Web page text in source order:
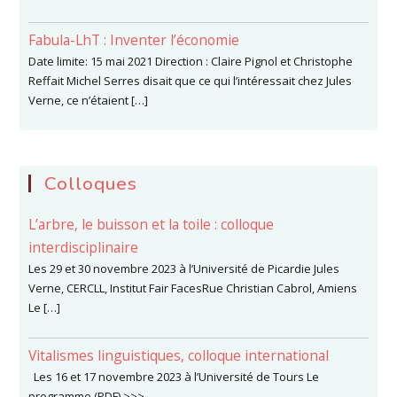
Fabula-LhT : Inventer l’économie
Date limite: 15 mai 2021 Direction : Claire Pignol et Christophe
Reffait Michel Serres disait que ce qui l’intéressait chez Jules
Verne, ce n’étaient […]
Colloques
L’arbre, le buisson et la toile : colloque
interdisciplinaire
Les 29 et 30 novembre 2023 à l’Université de Picardie Jules
Verne, CERCLL, Institut Fair FacesRue Christian Cabrol, Amiens
Le […]
Vitalismes linguistiques, colloque international
Les 16 et 17 novembre 2023 à l’Université de Tours Le